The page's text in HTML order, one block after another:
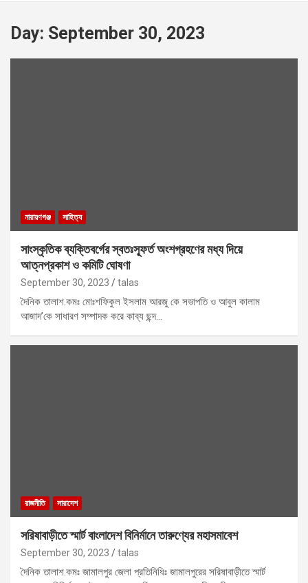
Day: September 30, 2023
নারায়ণগঞ্জ সাহিত্য
সাংস্কৃতিক ব্যক্তিবর্গের স্বতঃস্ফূর্ত অংশগ্রহণের মধ্য দিয়ে
আত্নপ্রকাশ ও কমিটি ঘোষণা
September 30, 2023 talas
দৈনিক তালাশ.কমঃ মোঃশফিকুল ইসলাম আরজু কে সভাপতি ও আবুল কালাম
আজাদ’কে সাধারণ সম্পাদক করে কাব্য ছন্দ…
রাজনীতি সারাদেশ
সরিষাবাড়ীতে স্মার্ট বাংলাদেশ বিনির্মানে তারুণ্যের মহাসমাবেশ
September 30, 2023 talas
দৈনিক তালাশ.কমঃ জামালপুর জেলা প্রতিনিধিঃ জামালপুরের সরিষাবাড়ীতে স্মার্ট